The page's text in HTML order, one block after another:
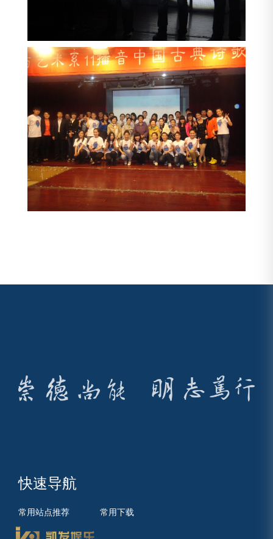
快速导航
常用站点推荐 常用下载